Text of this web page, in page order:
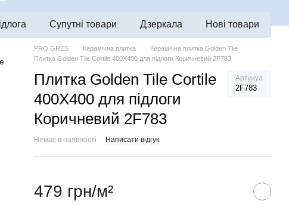
Супутні товари Дзеркала Нові товари
PRO GRES Керамічна плитка
Керамічна плитка Golden Tile
Плитка Golden Tile Cortile 400X400 для підлоги Коричневий 2F783
Плитка Golden Tile Cortile
400X400 для підлоги
Коричневий 2F783
Артикул
2F783
Немає в наявності Написати відгук
479 грн/м²